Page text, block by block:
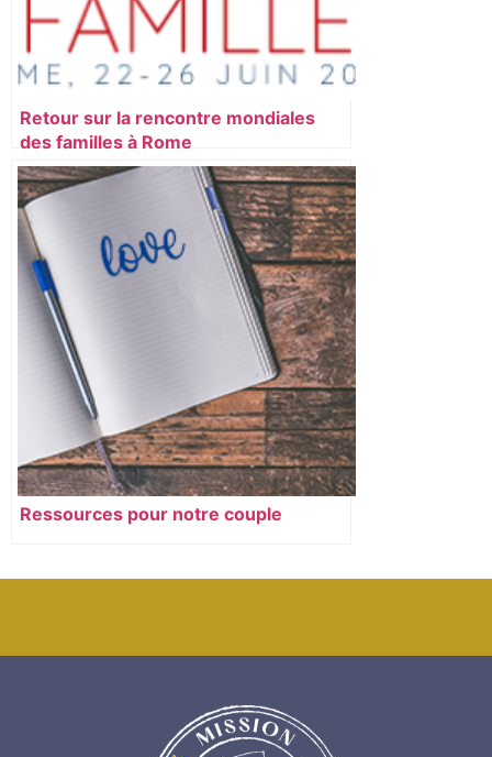
Retour sur la rencontre mondiales
des familles à Rome
Ressources pour notre couple